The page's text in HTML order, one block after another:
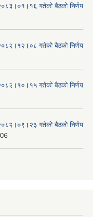
२०८३।०१।१६ गतेको बैठको निर्णय
२०८२।१२।०८ गतेको बैठको निर्णय
२०८२।१०।१५ गतेको बैठको निर्णय
२०८२।०९।२३ गतेको बैठको निर्णय